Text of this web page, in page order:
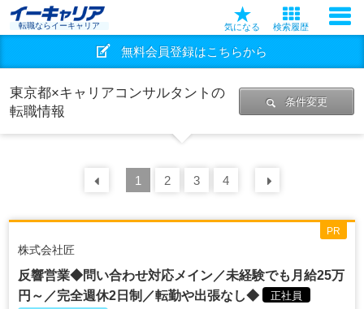
転職ならイーキャリア 気になる 検索履歴
無料会員登録はこちらから
東京都×キャリアコンサルタントの
転職情報
条件変更
前の 30
1 2 3 4
株式会社匠
反響営業◆問い合わせ対応メイン／未経験でも月給25万
円～／完全週休2日制／転勤や出張なし◆
正社員
PR